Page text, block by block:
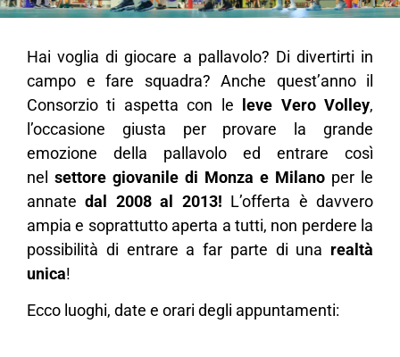
Hai voglia di giocare a pallavolo? Di divertirti in
campo e fare squadra? Anche quest’anno il
Consorzio ti aspetta con le
leve Vero Volley,
l’occasione giusta per provare la grande
emozione della pallavolo ed entrare così
nel settore giovanile di Monza e Milano per le
annatedal 2008 al 2013! L’offerta è davvero
ampia e soprattutto aperta a tutti, non perdere la
possibilità di entrare a far parte di una realtà
unica!
Ecco luoghi, date e orari degli appuntamenti: